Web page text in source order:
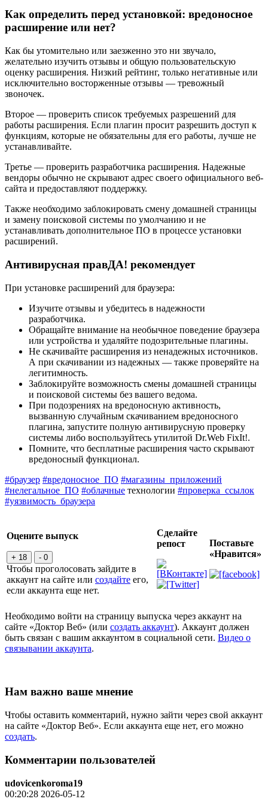
Как определить перед установкой: вредоносное
расширение или нет?
Как бы утомительно или заезженно это ни звучало,
желательно изучить отзывы и общую пользовательскую
оценку расширения. Низкий рейтинг, только негативные или
исключительно восторженные отзывы — тревожный
звоночек.
Второе — проверить список требуемых разрешений для
работы расширения. Если плагин просит разрешить доступ к
функциям, которые не обязательны для его работы, лучше не
устанавливайте.
Третье — проверить разработчика расширения. Надежные
вендоры обычно не скрывают адрес своего официального веб-
сайта и предоставляют поддержку.
Также необходимо заблокировать смену домашней страницы
и замену поисковой системы по умолчанию и не
устанавливать дополнительное ПО в процессе установки
расширений.
Антивирусная правДА! рекомендует
При установке расширений для браузера:
Изучите отзывы и убедитесь в надежности
разработчика.
Обращайте внимание на необычное поведение браузера
или устройства и удаляйте подозрительные плагины.
Не скачивайте расширения из ненадежных источников.
А при скачивании из надежных — также проверяйте на
легитимность.
Заблокируйте возможность смены домашней страницы
и поисковой системы без вашего ведома.
При подозрениях на вредоносную активность,
вызванную случайным скачиванием вредоносного
плагина, запустите полную антивирусную проверку
системы либо воспользуйтесь утилитой Dr.Web FixIt!.
Помните, что бесплатные расширения часто скрывают
вредоносный функционал.
#браузер #вредоносное_ПО #магазины_приложений
#нелегальное_ПО #облачные технологии #проверка_ссылок
#уязвимость_браузера
Оцените выпуск
+ 18 - 0
Чтобы проголосовать зайдите в
аккаунт на сайте или создайте его,
если аккаунта еще нет.
Сделайте
репост
Поставьте
«Нравится»
Необходимо войти на страницу выпуска через аккаунт на
сайте «Доктор Веб» (или создать аккаунт). Аккаунт должен
быть связан с вашим аккаунтом в социальной сети. Видео о
связывании аккаунта.
Нам важно ваше мнение
Чтобы оставить комментарий, нужно зайти через свой аккаунт
на сайте «Доктор Веб». Если аккаунта еще нет, его можно
создать.
Комментарии пользователей
udovicenkoroma19
00:20:28 2026-05-12